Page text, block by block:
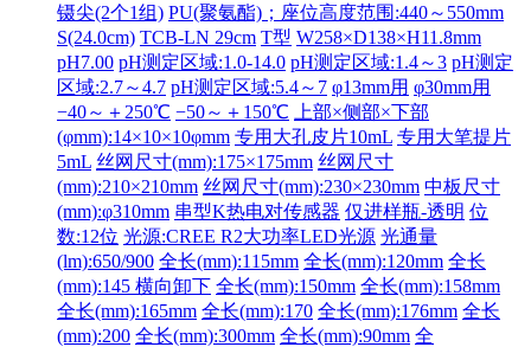
镊尖(2个1组) PU(聚氨酯)；座位高度范围:440～550mm
S(24.0cm) TCB-LN 29cm T型 W258×D138×H11.8mm
pH7.00 pH测定区域:1.0-14.0 pH测定区域:1.4～3 pH测定
区域:2.7～4.7 pH测定区域:5.4～7 φ13mm用 φ30mm用
−40～＋250℃ −50～＋150℃
上部×侧部×下部
(φmm):14×10×10φmm 专用大孔皮片10mL 专用大笔提片
5mL 丝网尺寸(mm):175×175mm 丝网尺寸
(mm):210×210mm 丝网尺寸(mm):230×230mm 中板尺寸
(mm):φ310mm 串型K热电对传感器 仅进样瓶-透明 位
数:12位 光源:CREE R2大功率LED光源 光通量
(lm):650/900 全长(mm):115mm 全长(mm):120mm 全长
(mm):145 横向卸下 全长(mm):150mm 全长(mm):158mm
全长(mm):165mm 全长(mm):170 全长(mm):176mm 全长
(mm):200 全长(mm):300mm 全长(mm):90mm 全